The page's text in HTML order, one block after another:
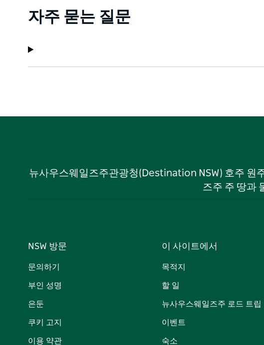
자주 묻는 질문
뉴사우스웨일즈주관광청(Destination NSW) 호주 원
즈주 주 땅과
NSW 방문
문의하기
부인 성명
은둔
쿠키 고지
이용 약관
이 사이트에서
목적지
할 일
뉴사우스웨일즈주 로드 트립
이벤트
숙소